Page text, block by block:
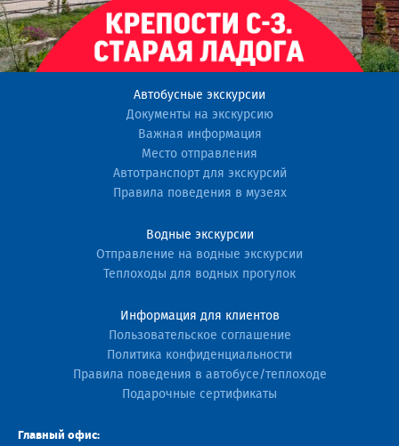
Автобусные экскурсии
Документы на экскурсию
Важная информация
Место отправления
Автотранспорт для экскурсий
Правила поведения в музеях
Водные экскурсии
Отправление на водные экскурсии
Теплоходы для водных прогулок
Информация для клиентов
Пользовательское соглашение
Политика конфиденциальности
Правила поведения в автобусе/теплоходе
Подарочные сертификаты
Главный офис: